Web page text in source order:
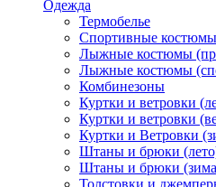
Одежда
Термобелье
Спортивные костюмы
Лыжные костюмы
Лыжные костюмы
Комбинезоны
Куртки и ветровки
Куртки и ветровки
Куртки и Ветровки
Штаны и брюки
Штаны и брюки
Толстовки и